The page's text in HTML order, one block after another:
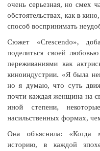
очень серьезная, но смех
обстоятельствах, как в
способ воспринимать
Сюжет «Crescendo»,
поделиться своей
переживаниями как
киноиндустрии. «Я была
но я думаю, что суть
почти каждая женщина на
иной степени,
насильственных формах,
Она объяснила:
историю, в каждой